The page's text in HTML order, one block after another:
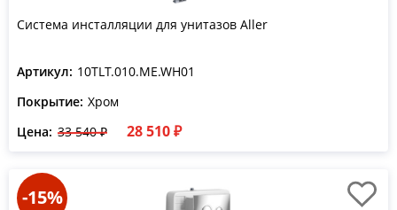
Система инсталляции для унитазов Aller
Артикул: 10TLT.010.ME.WH01
Покрытие: Хром
Цена: 33 540 ₽ 28 510 ₽
-15%